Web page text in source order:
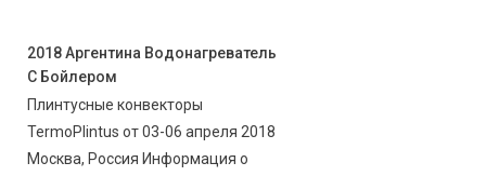
2018 Аргентина Водонагреватель
С Бойлером
Плинтусные конвекторы
TermoPlintus от 03-06 апреля 2018
Москва, Россия Информация о